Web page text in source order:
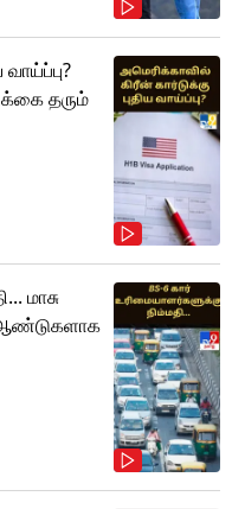
தரும்
மாசு
ஆண்டுகளாக